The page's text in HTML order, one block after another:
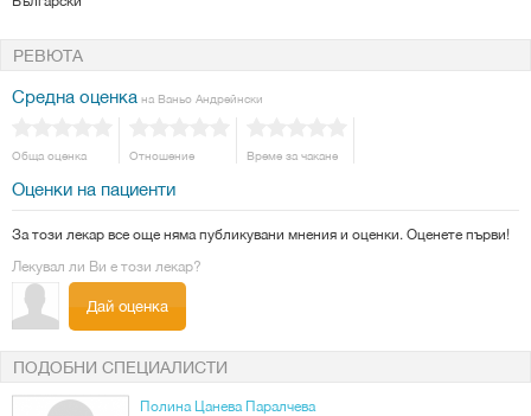
РЕВЮТА
Средна оценка на Ваньо Андрейнски
Обща оценка Отношение Време за чакане
Оценки на пациенти
За този лекар все още няма публикувани мнения и оценки. Оценете първи!
Лекувал ли Ви е този лекар?
Дай оценка
ПОДОБНИ СПЕЦИАЛИСТИ
Полина Цанева Паралчева